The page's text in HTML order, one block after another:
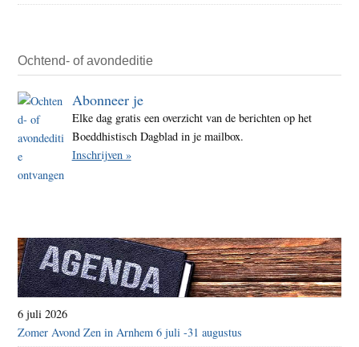
Ochtend- of avondeditie
Abonneer je
Elke dag gratis een overzicht van de berichten op het
Boeddhistisch Dagblad in je mailbox.
Inschrijven »
6 juli 2026
Zomer Avond Zen in Arnhem 6 juli -31 augustus